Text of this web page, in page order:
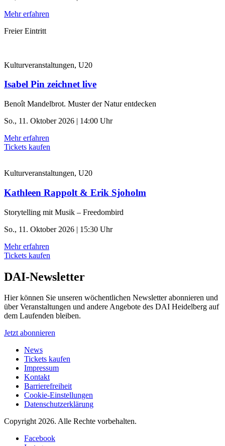
Mehr erfahren
Freier Eintritt
Kulturveranstaltungen, U20
Isabel Pin zeichnet live
Benoît Mandelbrot. Muster der Natur entdecken
So., 11. Oktober 2026 | 14:00 Uhr
Mehr erfahren
Tickets kaufen
Kulturveranstaltungen, U20
Kathleen Rappolt & Erik Sjoholm
Storytelling mit Musik – Freedombird
So., 11. Oktober 2026 | 15:30 Uhr
Mehr erfahren
Tickets kaufen
DAI-Newsletter
Hier können Sie unseren wöchentlichen Newsletter abonnieren und
über Veranstaltungen und andere Angebote des DAI Heidelberg auf
dem Laufenden bleiben.
Jetzt abonnieren
News
Tickets kaufen
Impressum
Kontakt
Barrierefreiheit
Cookie-Einstellungen
Datenschutzerklärung
Copyright 2026. Alle Rechte vorbehalten.
Facebook